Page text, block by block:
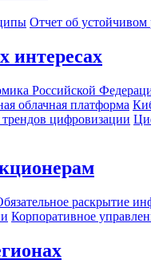
Отчет об устойчивом
интересах
Российской
облачная платформа
цифровизации
раскрытие
Корпоративное